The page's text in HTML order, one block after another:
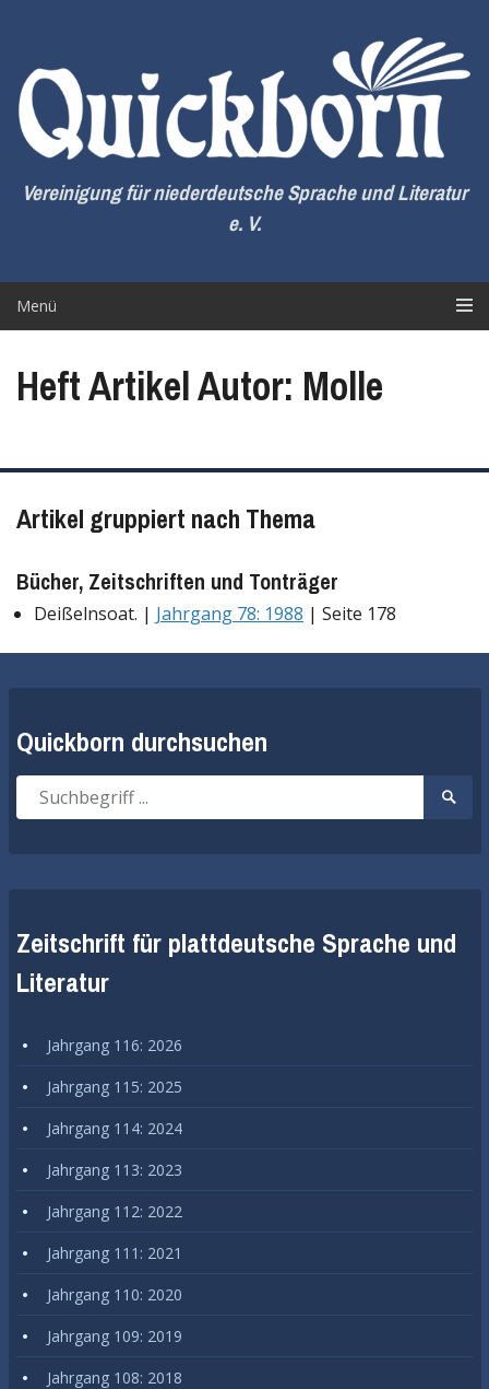
springen
Vereinigung für niederdeutsche Sprache und Literatur
e. V.
Menü
Heft Artikel Autor: Molle
Artikel gruppiert nach Thema
Bücher, Zeitschriften und Tonträger
Deißelnsoat. | Jahrgang 78: 1988 | Seite 178
Quickborn durchsuchen
Suche
nach:
Suche
Zeitschrift für plattdeutsche Sprache und
Literatur
Jahrgang 116: 2026
Jahrgang 115: 2025
Jahrgang 114: 2024
Jahrgang 113: 2023
Jahrgang 112: 2022
Jahrgang 111: 2021
Jahrgang 110: 2020
Jahrgang 109: 2019
Jahrgang 108: 2018